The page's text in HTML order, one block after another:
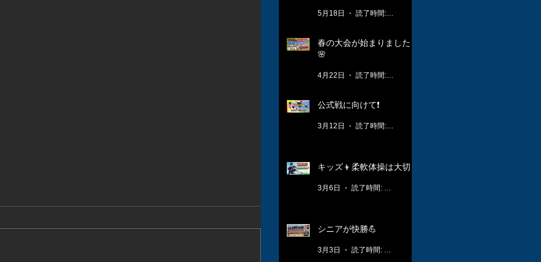
5月18日
春の大会が始まりました！
🌸
4月22日
公式戦に向けて❗️
3月12日
キッズ👦柔軟体操は大切🤸
3月6日
シニアが快勝💪
3月3日